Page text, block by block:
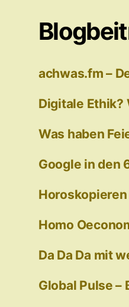
achwas.fm –
Digitale Ethik?
Was haben
Google in den
Homo
Da Da Da mit
Global Pulse –